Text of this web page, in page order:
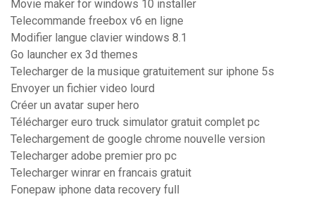
Movie maker for windows 10 installer
Telecommande freebox v6 en ligne
Modifier langue clavier windows 8.1
Go launcher ex 3d themes
Telecharger de la musique gratuitement sur iphone 5s
Envoyer un fichier video lourd
Créer un avatar super hero
Télécharger euro truck simulator gratuit complet pc
Telechargement de google chrome nouvelle version
Telecharger adobe premier pro pc
Telecharger winrar en francais gratuit
Fonepaw iphone data recovery full